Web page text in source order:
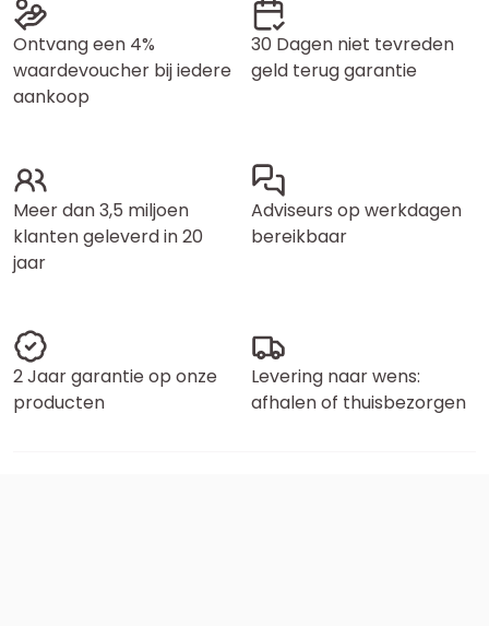
Ontvang een 4%
waardevoucher bij iedere
aankoop
30 Dagen niet tevreden
geld terug garantie
Meer dan 3,5 miljoen
klanten geleverd in 20
jaar
Adviseurs op werkdagen
bereikbaar
2 Jaar garantie op onze
producten
Levering naar wens:
afhalen of thuisbezorgen